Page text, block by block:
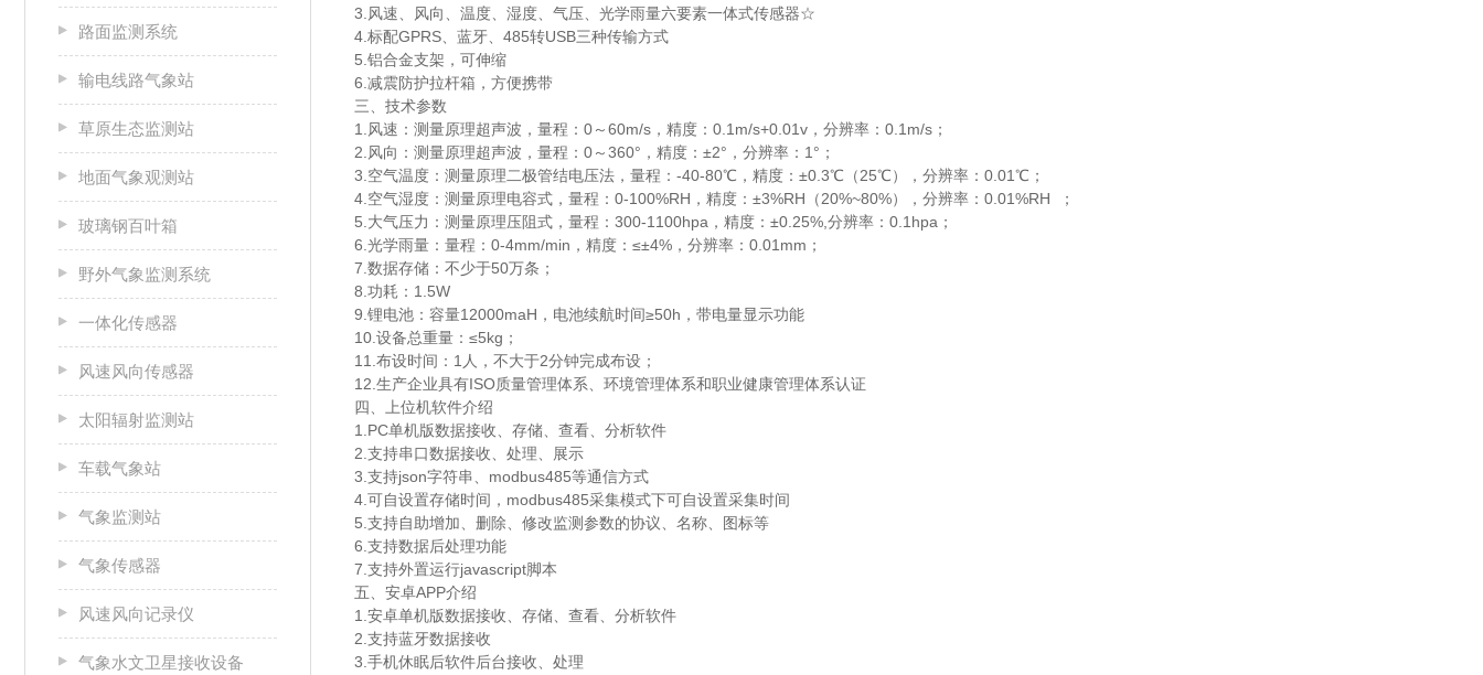
路面监测系统
输电线路气象站
草原生态监测站
地面气象观测站
玻璃钢百叶箱
野外气象监测系统
一体化传感器
风速风向传感器
太阳辐射监测站
车载气象站
气象监测站
气象传感器
风速风向记录仪
气象水文卫星接收设备
3.风速、风向、温度、湿度、气压、光学雨量六要素一体式传感器☆
4.标配GPRS、蓝牙、485转USB三种传输方式
5.铝合金支架，可伸缩
6.减震防护拉杆箱，方便携带
三、技术参数
1.风速：测量原理超声波，量程：0～60m/s，精度：0.1m/s+0.01v，分辨率：0.1m/s；
2.风向：测量原理超声波，量程：0～360°，精度：±2°，分辨率：1°；
3.空气温度：测量原理二极管结电压法，量程：-40-80℃，精度：±0.3℃（25℃），分辨率：0.01℃；
4.空气湿度：测量原理电容式，量程：0-100%RH，精度：±3%RH（20%~80%），分辨率：0.01%RH ；
5.大气压力：测量原理压阻式，量程：300-1100hpa，精度：±0.25%,分辨率：0.1hpa；
6.光学雨量： 量程：0-4mm/min，精度：≤±4%，分辨率：0.01mm；
7.数据存储：不少于50万条；
8.功耗：1.5W
9.锂电池：容量12000maH，电池续航时间≥50h，带电量显示功能
10.设备总重量：≤5kg；
11.布设时间：1人，不大于2分钟完成布设；
12.生产企业具有ISO质量管理体系、环境管理体系和职业健康管理体系认证
四、上位机软件介绍
1.PC单机版数据接收、存储、查看、分析软件
2.支持串口数据接收、处理、展示
3.支持json字符串、modbus485等通信方式
4.可自设置存储时间，modbus485采集模式下可自设置采集时间
5.支持自助增加、删除、修改监测参数的协议、名称、图标等
6.支持数据后处理功能
7.支持外置运行javascript脚本
五、安卓APP介绍
1.安卓单机版数据接收、存储、查看、分析软件
2.支持蓝牙数据接收
3.手机休眠后软件后台接收、处理